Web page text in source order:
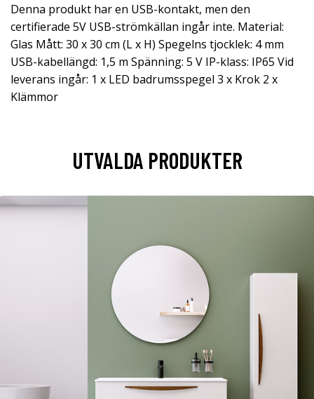
Denna produkt har en USB-kontakt, men den
certifierade 5V USB-strömkällan ingår inte. Material:
Glas Mått: 30 x 30 cm (L x H) Spegelns tjocklek: 4 mm
USB-kabellängd: 1,5 m Spänning: 5 V IP-klass: IP65 Vid
leverans ingår: 1 x LED badrumsspegel 3 x Krok 2 x
Klämmor
UTVALDA PRODUKTER